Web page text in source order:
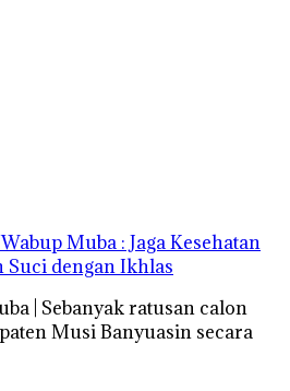
Muba : Jaga Kesehatan
Suci dengan Ikhlas
| Sebanyak ratusan calon
Musi Banyuasin secara